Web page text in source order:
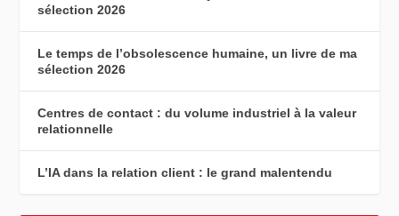
sélection 2026
Le temps de l’obsolescence humaine, un livre de ma
sélection 2026
Centres de contact : du volume industriel à la valeur
relationnelle
L’IA dans la relation client : le grand malentendu